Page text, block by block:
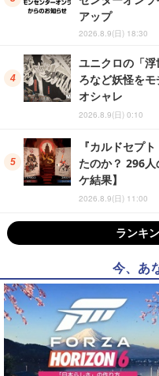
アップ
2026.8.9(日) 18:30
ユニクロの「
ろなど妖怪を
オシャレ
2026.8.9(日) 0:10
『カルドセプ
たのか？ 296
ケ結果】
2026.8.9(日) 11:00
ランキ
今、あ